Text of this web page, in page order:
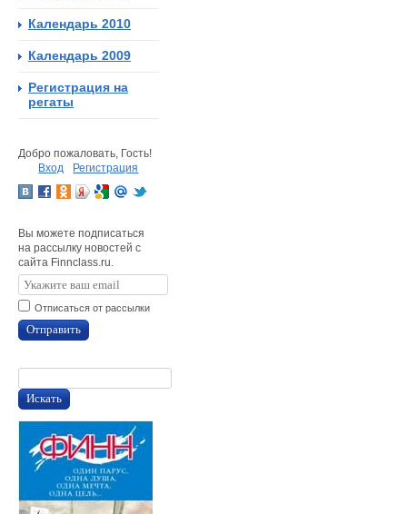
Календарь 2010
Календарь 2009
Регистрация на
регаты
Добро пожаловать, Гость!
Вход
Регистрация
Вы можете подписаться
на рассылку новостей с
сайта Finnclass.ru.
Отписаться от рассылки
Отправить
Искать